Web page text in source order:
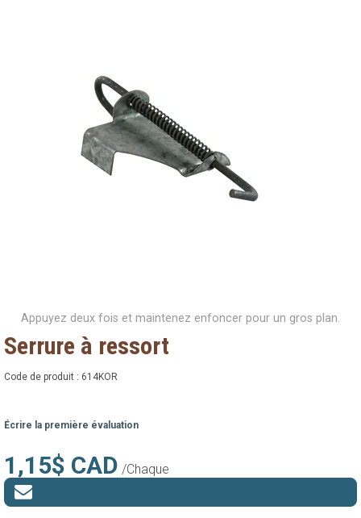
Nouveaux produits
Nous joindre
Appuyez deux fois et maintenez enfoncer pour un gros plan.
Serrure à ressort
Code de produit : 614KOR
Écrire la première évaluation
1,15$ CAD /Chaque